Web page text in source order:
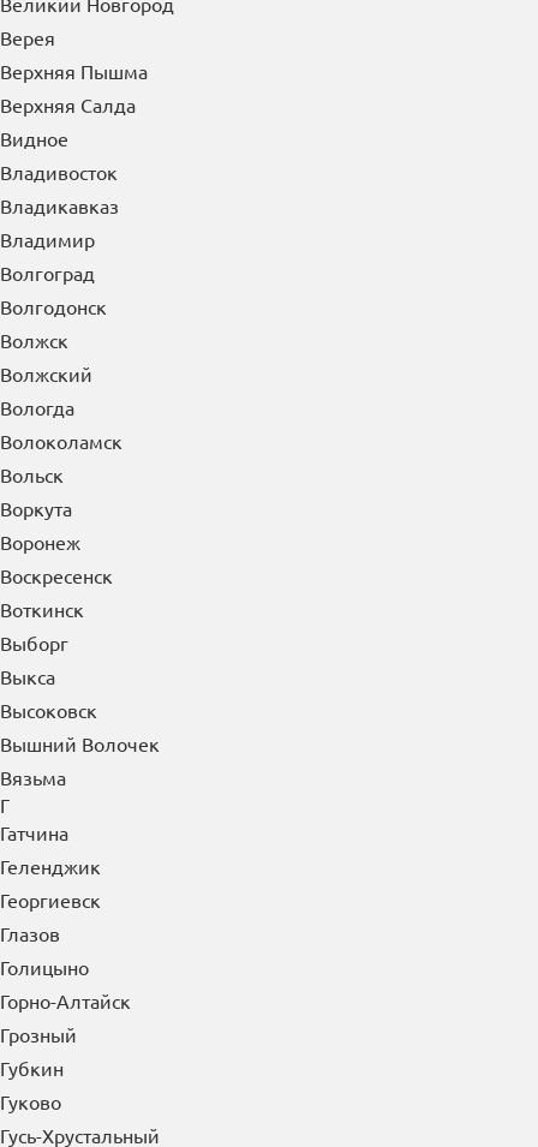
Верея
Верхняя Пышма
Верхняя Салда
Видное
Владивосток
Владикавказ
Владимир
Волгоград
Волгодонск
Волжск
Волжский
Вологда
Волоколамск
Вольск
Воркута
Воронеж
Воскресенск
Воткинск
Выборг
Выкса
Высоковск
Вышний Волочек
Вязьма
Г
Гатчина
Геленджик
Георгиевск
Глазов
Голицыно
Горно-Алтайск
Грозный
Губкин
Гуково
Гусь-Хрустальный